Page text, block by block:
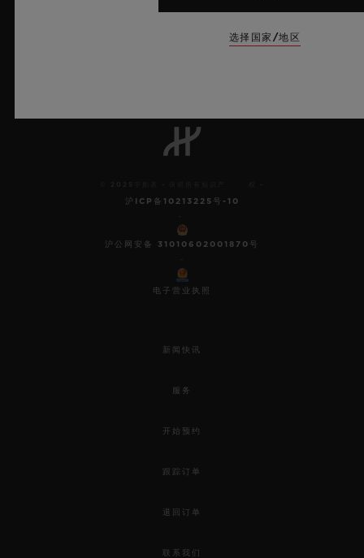
沪ICP备10213225号-10
沪公网安备 31010602001870号
电子营业执照
新闻快讯
服务
开始预约
跟踪订单
退回订单
联系我们
选择国家/地区